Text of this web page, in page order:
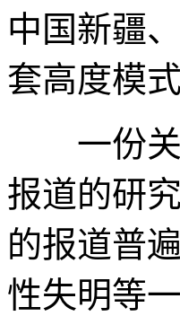
中国新疆
套高度模
一份关
报道的研
的报道普
性失明等